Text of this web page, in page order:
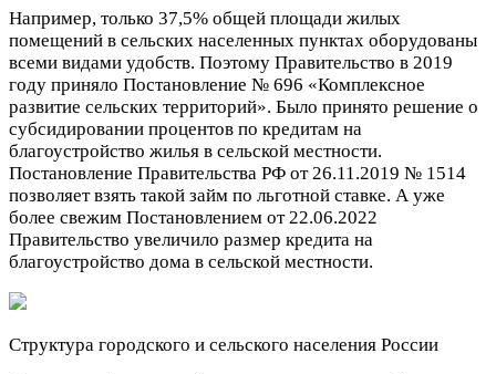
Например, только 37,5% общей площади жилых
помещений в сельских населенных пунктах оборудованы
всеми видами удобств. Поэтому Правительство в 2019
году приняло Постановление № 696 «Комплексное
развитие сельских территорий». Было принято решение о
субсидировании процентов по кредитам на
благоустройство жилья в сельской местности.
Постановление Правительства РФ от 26.11.2019 № 1514
позволяет взять такой займ по льготной ставке. А уже
более свежим Постановлением от 22.06.2022
Правительство увеличило размер кредита на
благоустройство дома в сельской местности.
Структура городского и сельского населения России